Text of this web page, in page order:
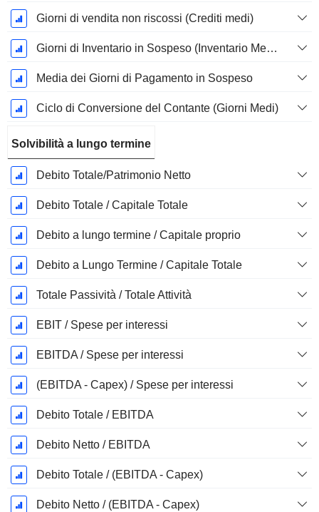
Giorni di vendita non riscossi (Crediti medi)
Giorni di Inventario in Sospeso (Inventario Medio)
Media dei Giorni di Pagamento in Sospeso
Ciclo di Conversione del Contante (Giorni Medi)
Solvibilità a lungo termine
Debito Totale/Patrimonio Netto
Debito Totale / Capitale Totale
Debito a lungo termine / Capitale proprio
Debito a Lungo Termine / Capitale Totale
Totale Passività / Totale Attività
EBIT / Spese per interessi
EBITDA / Spese per interessi
(EBITDA - Capex) / Spese per interessi
Debito Totale / EBITDA
Debito Netto / EBITDA
Debito Totale / (EBITDA - Capex)
Debito Netto / (EBITDA - Capex)